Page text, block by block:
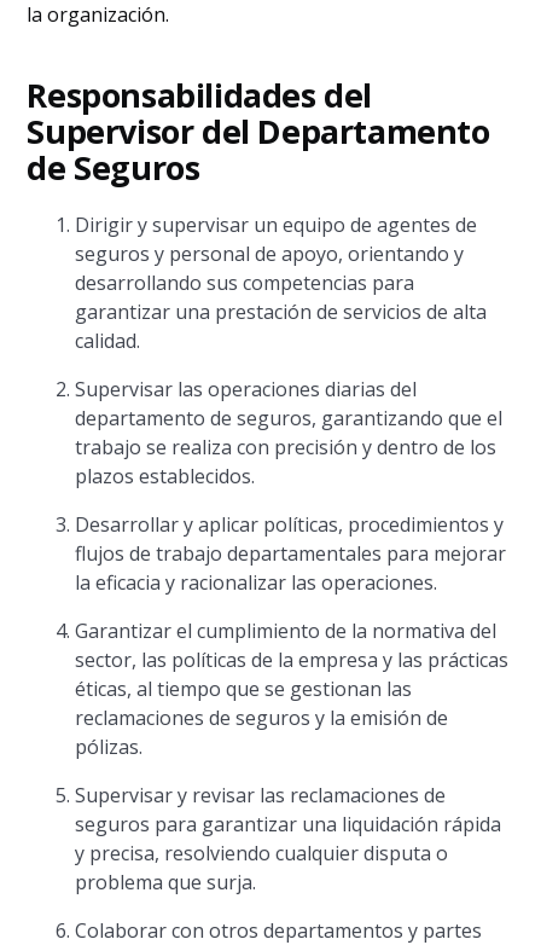
la organización.
Responsabilidades del
Supervisor del Departamento
de Seguros
Dirigir y supervisar un equipo de agentes de
seguros y personal de apoyo, orientando y
desarrollando sus competencias para
garantizar una prestación de servicios de alta
calidad.
Supervisar las operaciones diarias del
departamento de seguros, garantizando que el
trabajo se realiza con precisión y dentro de los
plazos establecidos.
Desarrollar y aplicar políticas, procedimientos y
flujos de trabajo departamentales para mejorar
la eficacia y racionalizar las operaciones.
Garantizar el cumplimiento de la normativa del
sector, las políticas de la empresa y las prácticas
éticas, al tiempo que se gestionan las
reclamaciones de seguros y la emisión de
pólizas.
Supervisar y revisar las reclamaciones de
seguros para garantizar una liquidación rápida
y precisa, resolviendo cualquier disputa o
problema que surja.
Colaborar con otros departamentos y partes